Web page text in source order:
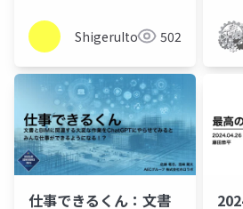
ShigeruIto 502
仕事できるくん：文書